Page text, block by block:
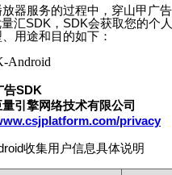
器服务的过程中，穿山甲广
汇SDK，SDK会获取您的个
用途和目的如下：
Android
告SDK
引擎网络技术有限公司
privacy
收集用户信息具体说明